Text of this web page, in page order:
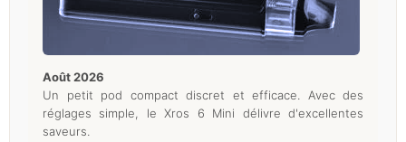
août 2026
Un petit pod compact discret et efficace. Avec des
réglages simple, le Xros 6 Mini délivre d'excellentes
saveurs.